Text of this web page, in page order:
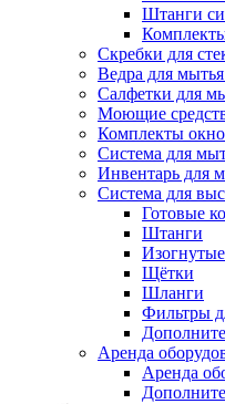
Штанги
Скребки для
Ведра для
Салфетки для
Моющие
Комплекты
Система для
Инвентарь для
Система для
Готовые
Штанги
Щётки
Шланги
Фильтры
Аренда
Аренда